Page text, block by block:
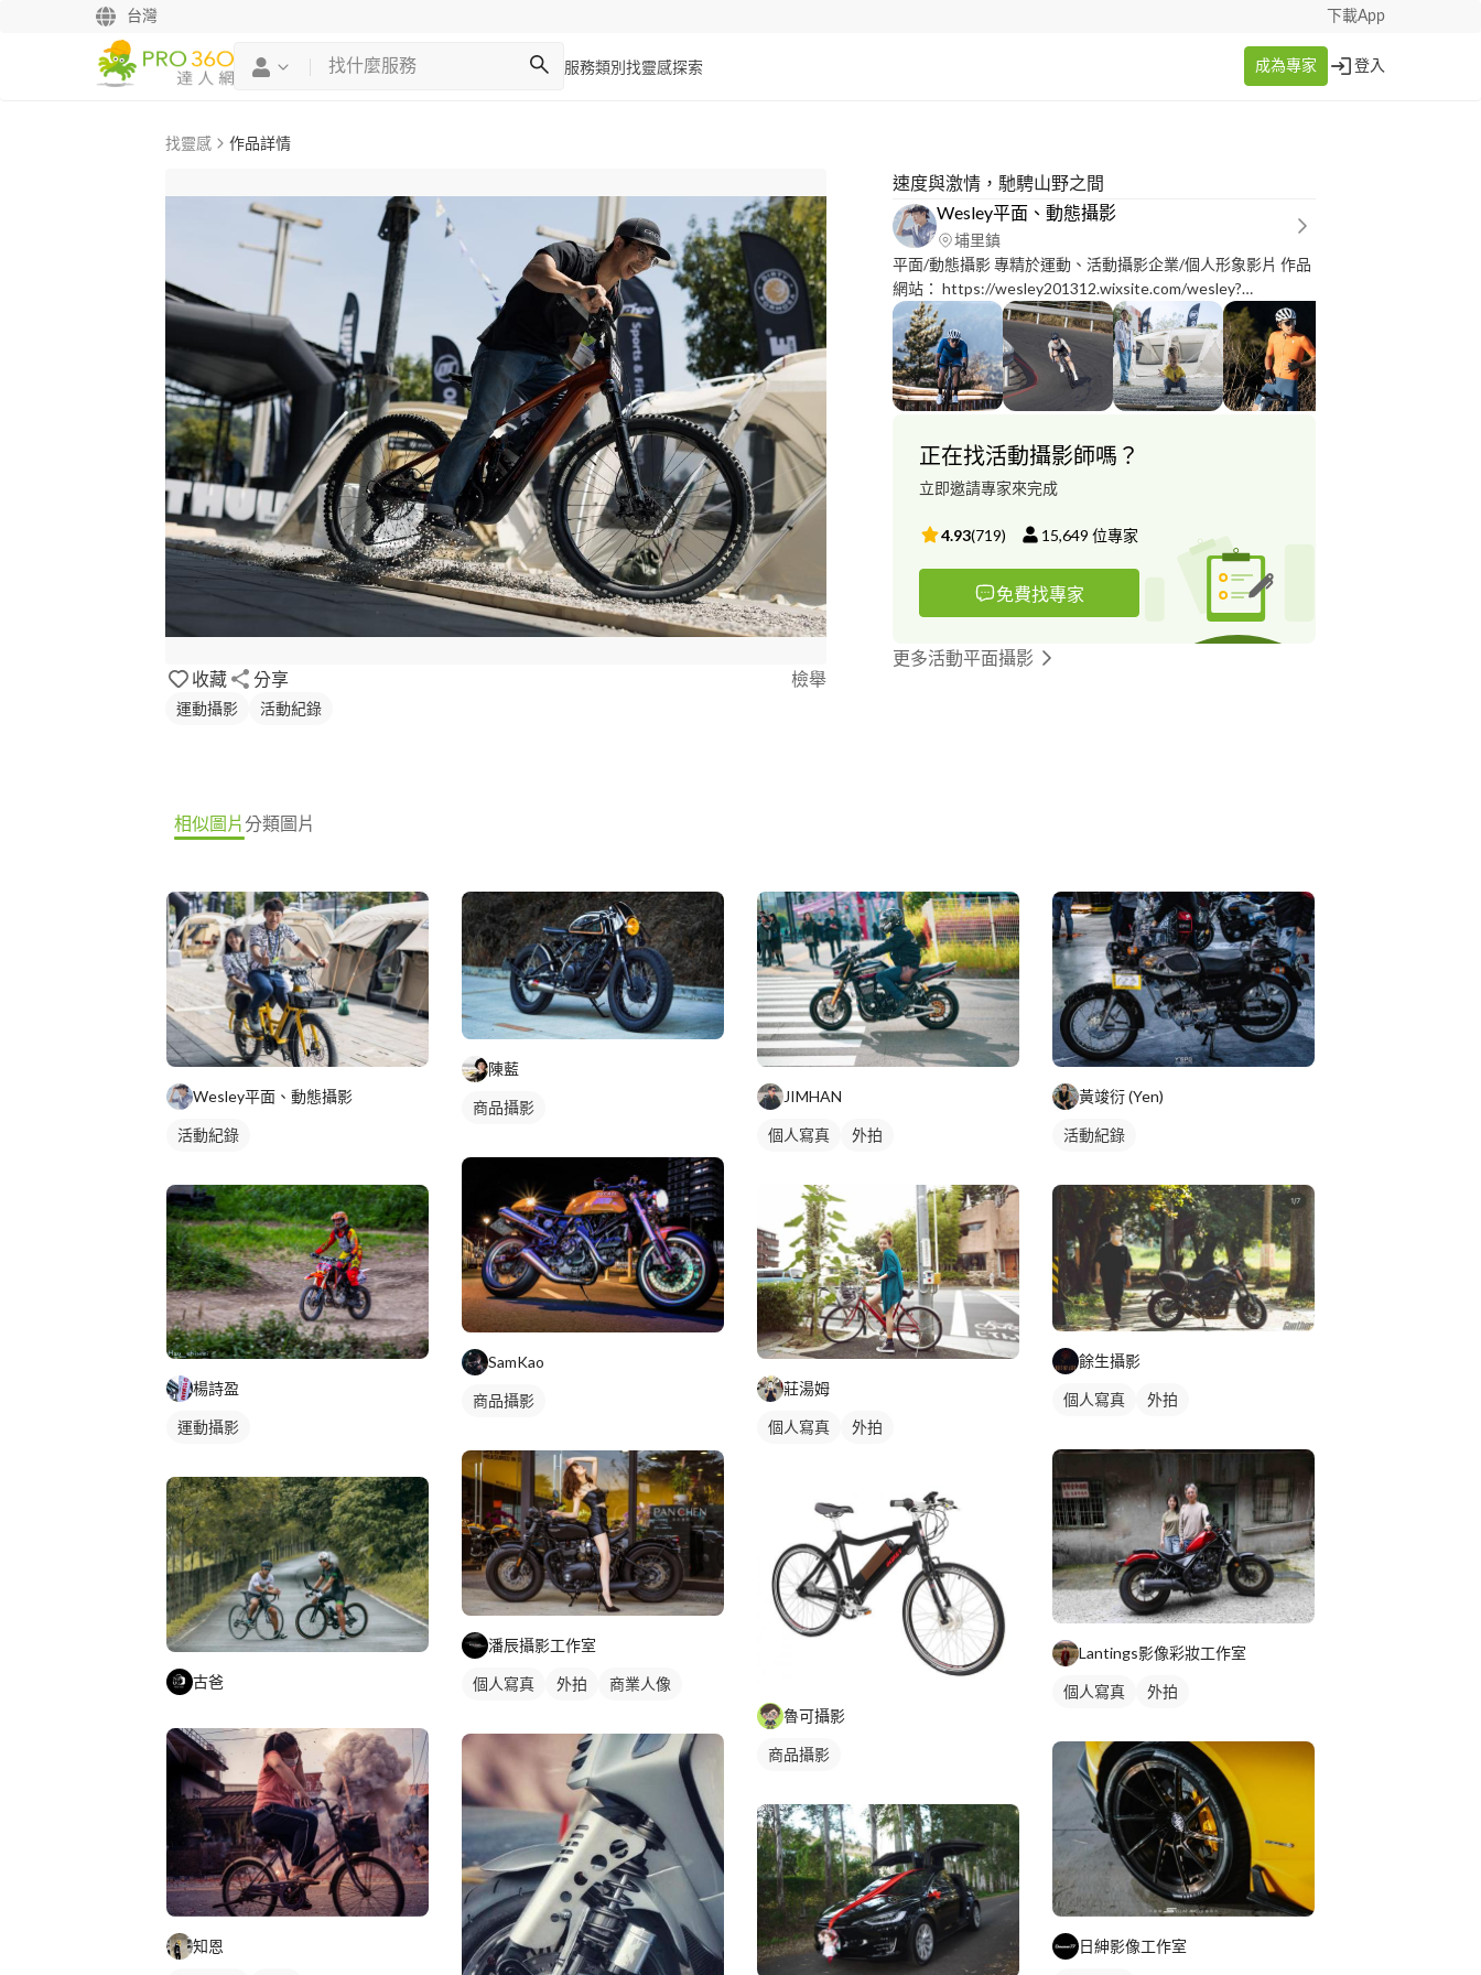
台灣 下載App
服務類別 找靈感探索 成為專家 登入
找靈感 作品詳情
收藏 分享 檢舉
運動攝影 活動紀錄
速度與激情，馳騁山野之間
Wesley平面、動態攝影
埔里鎮
平面/動態攝影 專精於運動、活動攝影企業/個人形象影片 作品
網站： https://wesley201312.wixsite.com/wesley?
fbclid=IwAR0JsRIFQf-pAfYgFpBka-
U2nk9X9gbdfD44xuW0mfM_W37Gsx-uzWF7ok8 攝影器材：
Canon R5C 照片4800萬畫素 錄影4K60p/120p (最高8K60p
Raw)
正在找活動攝影師嗎？
立即邀請專家來完成
4.93(719) 15,649 位專家
免費找專家
更多活動平面攝影
相似圖片分類圖片
Wesley平面、動態攝影
活動紀錄
楊詩盈
運動攝影
古爸
知恩
陳藍
商品攝影
SamKao
商品攝影
潘辰攝影工作室
個人寫真 外拍 商業人像
JIMHAN
個人寫真 外拍
莊湯姆
個人寫真 外拍
魯可攝影
商品攝影
黃竣衍 (Yen)
活動紀錄
餘生攝影
個人寫真 外拍
Lantings影像彩妝工作室
個人寫真 外拍
日紳影像工作室